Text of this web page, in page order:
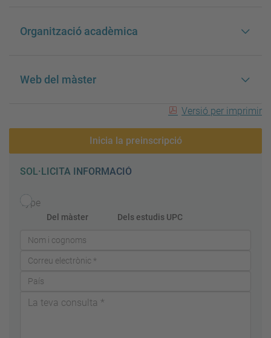
Organització acadèmica
Web del màster
Versió per imprimir
Inicia la preinscripció
SOL·LICITA INFORMACIÓ
Type
Del màster Dels estudis UPC